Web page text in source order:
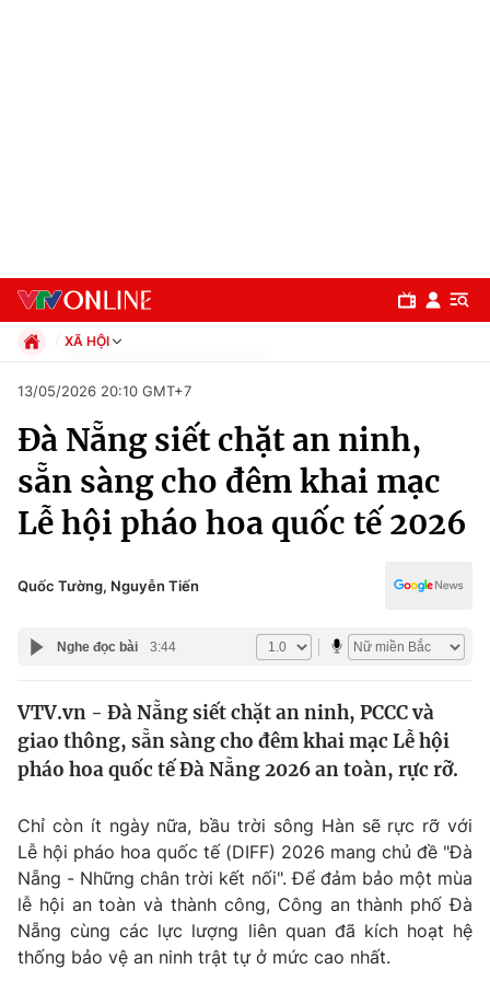
Chuyên mục
Chính trị
Thế giới
Thế giới đó đây
Câu chuyện quốc tế
Kinh tế
Tài chính
Thị trường
Góc doanh nghiệp
Dữ liệu và đời sống
Truyền hình
XÃ HỘI
Xã hội
Pháp luật
Thể thao
Truyền hình
Văn hóa - Giải trí
Đời sống
Giáo dục
13/05/2026 20:10 GMT+7
Đà Nẵng siết chặt an ninh,
sẵn sàng cho đêm khai mạc
Lễ hội pháo hoa quốc tế 2026
Quốc Tường, Nguyễn Tiến
Nghe đọc bài 3:44
VTV.vn - Đà Nẵng siết chặt an ninh, PCCC và
giao thông, sẵn sàng cho đêm khai mạc Lễ hội
pháo hoa quốc tế Đà Nẵng 2026 an toàn, rực rỡ.
Chỉ còn ít ngày nữa, bầu trời sông Hàn sẽ rực rỡ với
Lễ hội pháo hoa quốc tế (DIFF) 2026 mang chủ đề "Đà
Nẵng - Những chân trời kết nối". Để đảm bảo một mùa
lễ hội an toàn và thành công, Công an thành phố Đà
Nẵng cùng các lực lượng liên quan đã kích hoạt hệ
thống bảo vệ an ninh trật tự ở mức cao nhất.